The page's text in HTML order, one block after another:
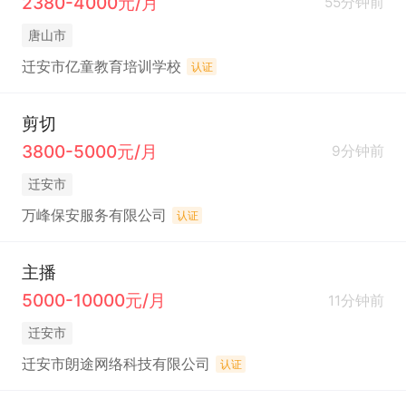
唐山市
迁安市亿童教育培训学校 认证
剪切
3800-5000元/月
9分钟前
迁安市
万峰保安服务有限公司 认证
主播
5000-10000元/月
11分钟前
迁安市
迁安市朗途网络科技有限公司 认证